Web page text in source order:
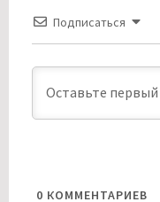
Подписаться
0 КОММЕНТАРИЕВ